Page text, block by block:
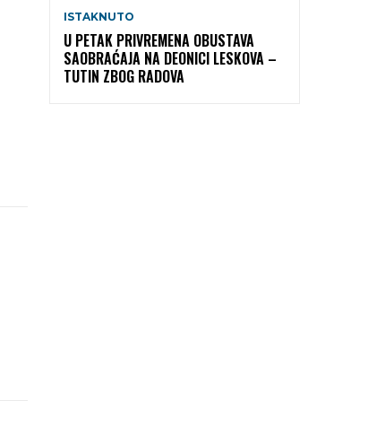
ISTAKNUTO
U PETAK PRIVREMENA OBUSTAVA
SAOBRAĆAJA NA DEONICI LESKOVA –
TUTIN ZBOG RADOVA